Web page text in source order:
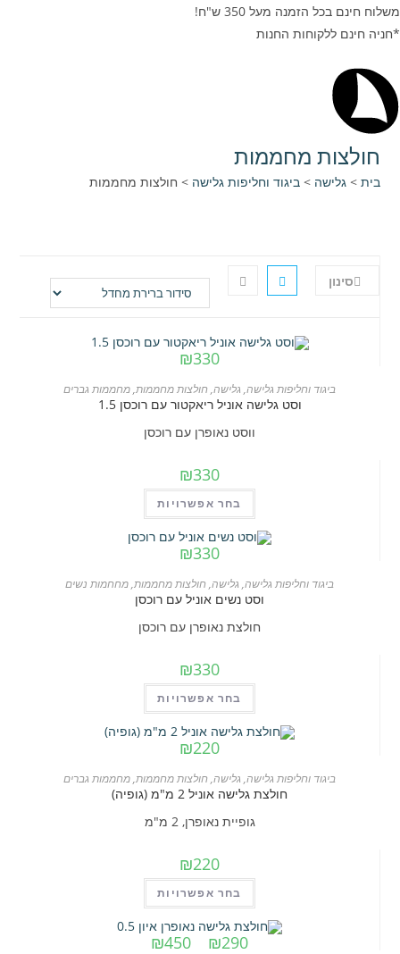
משלוח חינם בכל הזמנה מעל 350 ש"ח!
*חניה חינם ללקוחות החנות
חולצות מחממות
בית >גלישה >ביגוד וחליפות גלישה > חולצות מחממות
סינון
₪330
ביגוד וחליפות גלישה, גלישה, חולצות מחממות,מחממות גברים
וסט גלישה אוניל ריאקטור עם רוכסן 1.5
ווסט נאופרן עם רוכסן
₪330
בחר אפשרויות
זה
יש
סוגים.
ניתן
לבחור
₪330
ביגוד וחליפות גלישה, גלישה, חולצות מחממות,מחחמות נשים
וסט נשים אוניל עם רוכסן
חולצת נאופרן עם רוכסן
₪330
בחר אפשרויות
זה
יש
סוגים.
ניתן
לבחור
₪220
ביגוד וחליפות גלישה, גלישה, חולצות מחממות,מחממות גברים
חולצת גלישה אוניל 2 מ"מ (גופיה)
גופיית נאופרן, 2 מ"מ
₪220
בחר אפשרויות
זה
יש
₪290
₪450 טווח